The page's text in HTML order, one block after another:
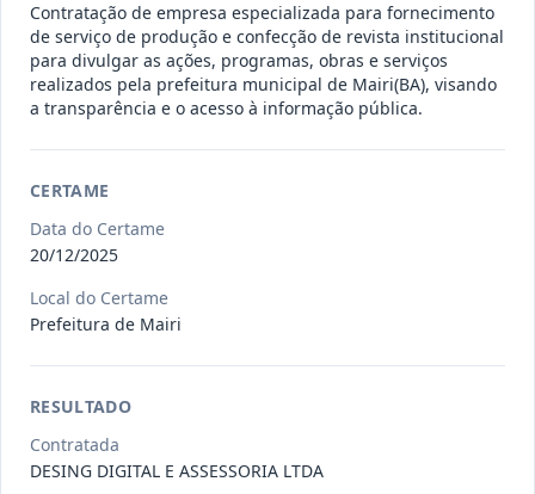
009/2026
Credenciamento
credenciamento de pessoa
jurídica para prestação de
serviços...
Situação: Publicada Data:15/07/2026 Ver detalhes
011/2026
Credenciamento
Situação: Publicada Data:19/06/2026 Ver detalhes
007/2026
Contratação de empresa
Contratação de empresa especializada para fornecimento
de serviço de produção e confecção de revista institucional
para divulgar as ações, programas, obras e serviços
realizados pela prefeitura municipal de Mairi(BA), visando
a transparência e o acesso à informação pública.
CERTAME
Data do Certame
20/12/2025
Local do Certame
Prefeitura de Mairi
RESULTADO
Contratada
DESING DIGITAL E ASSESSORIA LTDA